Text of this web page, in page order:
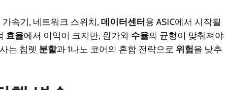
속기, 네트워크 스위치, 데이터센터용 ASIC에서 시작될
효율에서 이익이 크지만, 원가와 수율의 균형이 맞춰져야
는 칩렛 분할과 1나노 코어의 혼합 전략으로 위험을 낮추